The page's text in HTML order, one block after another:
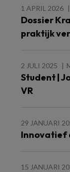
1 APRIL 2026
Dossier
praktijk
2 JULI 2025
Student |
VR
29 JANUARI
Innovatief
15 JANUARI